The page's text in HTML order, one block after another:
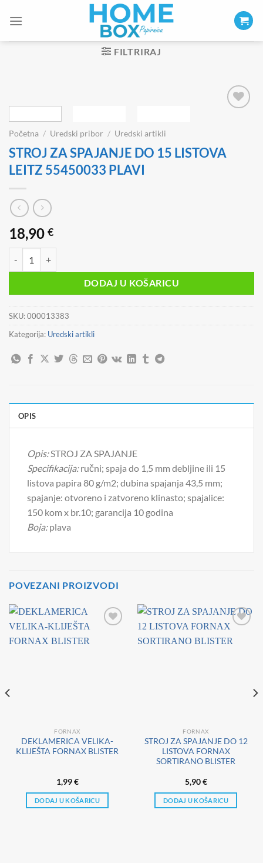
FILTRIRAJ
Početna / Uredski pribor / Uredski artikli
STROJ ZA SPAJANJE DO 15 LISTOVA
LEITZ 55450033 PLAVI
18,90 €
DODAJ U KOŠARICU
SKU:000013383
Kategorija: Uredski artikli
OPIS
Opis:STROJ ZA SPAJANJE
Specifikacija:ručni; spaja do 1,5 mm debljine ili 15
listova papira 80 g/m2; dubina spajanja 43,5 mm;
spajanje: otvoreno i zatvoreno klinasto; spajalice:
150 kom x br.10; garancija 10 godina
Boja:plava
POVEZANI PROIZVODI
FORNAX
DEKLAMERICA VELIKA-
KLIJEŠTA FORNAX BLISTER
1,99€
DODAJ U KOŠARICU
FORNAX
STROJ ZA SPAJANJE DO 12
LISTOVA FORNAX
SORTIRANO BLISTER
5,90€
DODAJ U KOŠARICU